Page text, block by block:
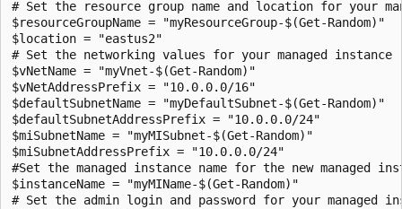
# Set the resource group name and location for your
$resourceGroupName = "myResourceGroup-$(Get-Random)"
$location = "eastus2"
# Set the networking values for your managed instance
$vNetName = "myVnet-$(Get-Random)"
$vNetAddressPrefix = "10.0.0.0/16"
$defaultSubnetName = "myDefaultSubnet-$(Get-Random)"
$defaultSubnetAddressPrefix = "10.0.0.0/24"
$miSubnetName = "myMISubnet-$(Get-Random)"
$miSubnetAddressPrefix = "10.0.0.0/24"
#Set the managed instance name for the new managed
$instanceName = "myMIName-$(Get-Random)"
# Set the admin login and password for your managed